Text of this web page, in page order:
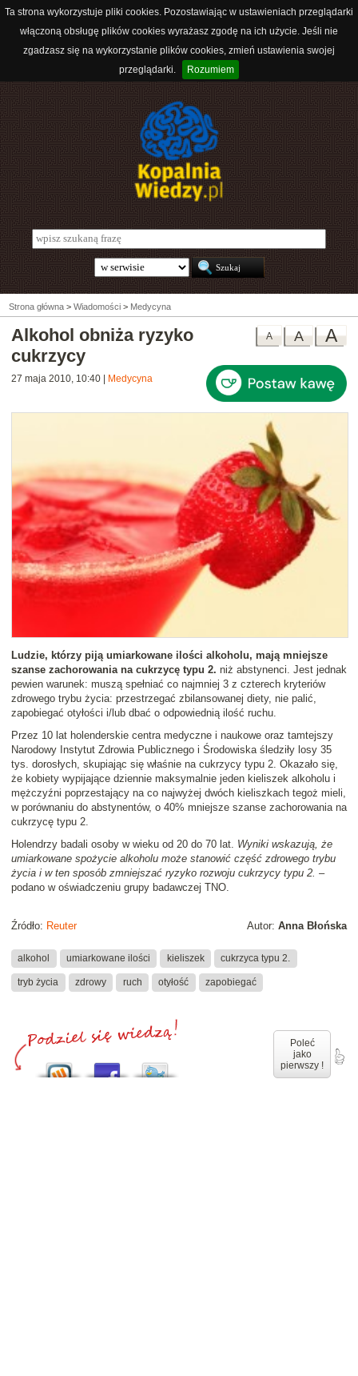
Ta strona wykorzystuje pliki cookies. Pozostawiając w ustawieniach przeglądarki
włączoną obsługę plików cookies wyrażasz zgodę na ich użycie. Jeśli nie
zgadzasz się na wykorzystanie plików cookies, zmień ustawienia swojej
przeglądarki.
Rozumiem
Strona główna > Wiadomości > Medycyna
A
A
A
Alkohol obniża ryzyko
cukrzycy
27 maja 2010, 10:40 Medycyna
Ludzie, którzy piją umiarkowane ilości alkoholu, mają mniejsze
szanse zachorowania na cukrzycę typu 2. niż abstynenci. Jest jednak
pewien warunek: muszą spełniać co najmniej 3 z czterech kryteriów
zdrowego trybu życia: przestrzegać zbilansowanej diety, nie palić,
zapobiegać otyłości i/lub dbać o odpowiednią ilość ruchu.
Przez 10 lat holenderskie centra medyczne i naukowe oraz tamtejszy
Narodowy Instytut Zdrowia Publicznego i Środowiska śledziły losy 35
tys. dorosłych, skupiając się właśnie na cukrzycy typu 2. Okazało się,
że kobiety wypijające dziennie maksymalnie jeden kieliszek alkoholu i
mężczyźni poprzestający na co najwyżej dwóch kieliszkach tegoż mieli,
w porównaniu do abstynentów, o 40% mniejsze szanse zachorowania na
cukrzycę typu 2.
Holendrzy badali osoby w wieku od 20 do 70 lat. Wyniki wskazują, że
umiarkowane spożycie alkoholu może stanowić część zdrowego trybu
życia i w ten sposób zmniejszać ryzyko rozwoju cukrzycy typu 2. –
podano w oświadczeniu grupy badawczej TNO.
Autor: Anna Błońska
Źródło: Reuter
alkohol umiarkowane ilości kieliszek cukrzyca typu 2.
tryb życia zdrowy ruch otyłość zapobiegać
Poleć
jako
pierwszy !